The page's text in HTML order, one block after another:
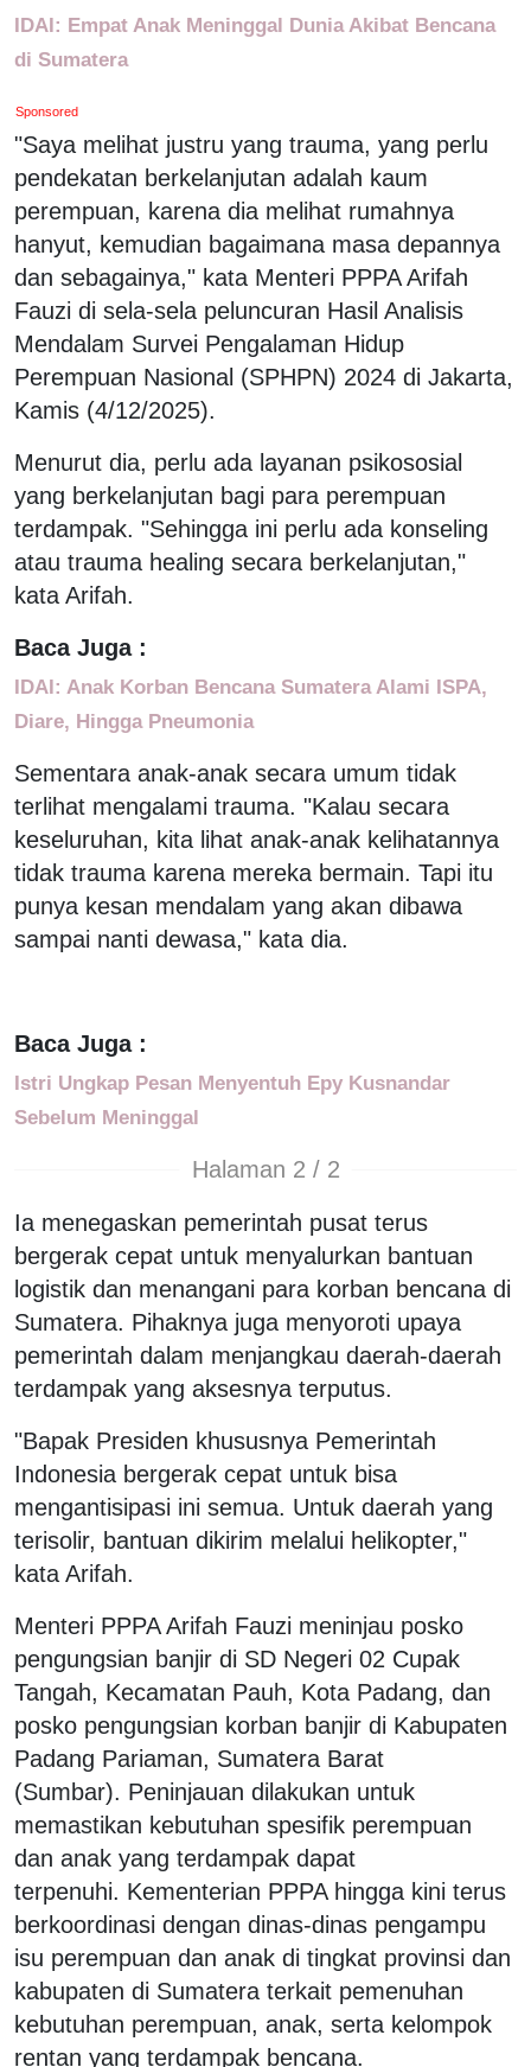
IDAI: Empat Anak Meninggal Dunia Akibat Bencana
di Sumatera
Sponsored
"Saya melihat justru yang trauma, yang perlu
pendekatan berkelanjutan adalah kaum
perempuan, karena dia melihat rumahnya
hanyut, kemudian bagaimana masa depannya
dan sebagainya," kata Menteri PPPA Arifah
Fauzi di sela-sela peluncuran Hasil Analisis
Mendalam Survei Pengalaman Hidup
Perempuan Nasional (SPHPN) 2024 di Jakarta,
Kamis (4/12/2025).
Menurut dia, perlu ada layanan psikososial
yang berkelanjutan bagi para perempuan
terdampak. "Sehingga ini perlu ada konseling
atau trauma healing secara berkelanjutan,"
kata Arifah.
Baca Juga :
IDAI: Anak Korban Bencana Sumatera Alami ISPA,
Diare, Hingga Pneumonia
Sementara anak-anak secara umum tidak
terlihat mengalami trauma. "Kalau secara
keseluruhan, kita lihat anak-anak kelihatannya
tidak trauma karena mereka bermain. Tapi itu
punya kesan mendalam yang akan dibawa
sampai nanti dewasa," kata dia.
Baca Juga :
Istri Ungkap Pesan Menyentuh Epy Kusnandar
Sebelum Meninggal
Halaman 2 / 2
Ia menegaskan pemerintah pusat terus
bergerak cepat untuk menyalurkan bantuan
logistik dan menangani para korban bencana di
Sumatera. Pihaknya juga menyoroti upaya
pemerintah dalam menjangkau daerah-daerah
terdampak yang aksesnya terputus.
"Bapak Presiden khususnya Pemerintah
Indonesia bergerak cepat untuk bisa
mengantisipasi ini semua. Untuk daerah yang
terisolir, bantuan dikirim melalui helikopter,"
kata Arifah.
Menteri PPPA Arifah Fauzi meninjau posko
pengungsian banjir di SD Negeri 02 Cupak
Tangah, Kecamatan Pauh, Kota Padang, dan
posko pengungsian korban banjir di Kabupaten
Padang Pariaman, Sumatera Barat
(Sumbar). Peninjauan dilakukan untuk
memastikan kebutuhan spesifik perempuan
dan anak yang terdampak dapat
terpenuhi. Kementerian PPPA hingga kini terus
berkoordinasi dengan dinas-dinas pengampu
isu perempuan dan anak di tingkat provinsi dan
kabupaten di Sumatera terkait pemenuhan
kebutuhan perempuan, anak, serta kelompok
rentan yang terdampak bencana.